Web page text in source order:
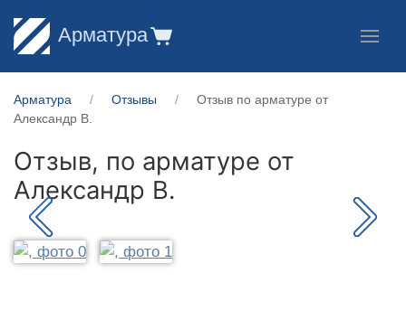
Арматура
Арматура Отзывы
Отзыв по арматуре от
Александр В.
Отзыв, по арматуре от
Александр В.